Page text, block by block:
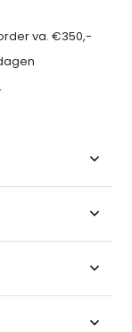
va. €350,-